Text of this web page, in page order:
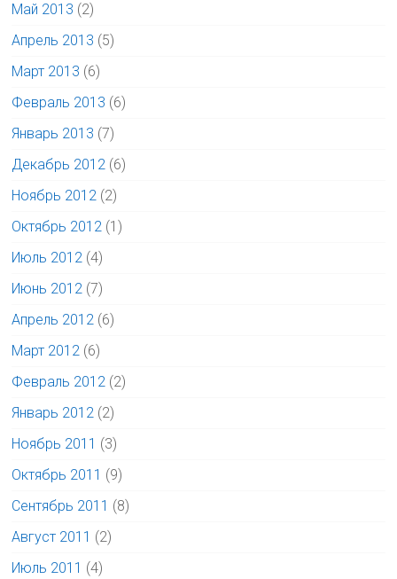
Май 2013 (2)
Апрель 2013 (5)
Март 2013 (6)
Февраль 2013 (6)
Январь 2013 (7)
Декабрь 2012 (6)
Ноябрь 2012 (2)
Октябрь 2012 (1)
Июль 2012 (4)
Июнь 2012 (7)
Апрель 2012 (6)
Март 2012 (6)
Февраль 2012 (2)
Январь 2012 (2)
Ноябрь 2011 (3)
Октябрь 2011 (9)
Сентябрь 2011 (8)
Август 2011 (2)
Июль 2011 (4)